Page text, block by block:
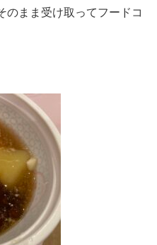
のまま受け取ってフードコ